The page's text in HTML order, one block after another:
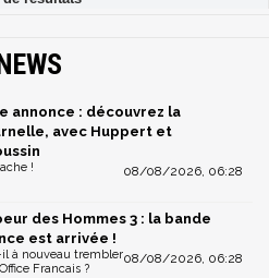
annonce : découvrez la
avec Huppert et
08/08/2026, 06:28
!
des Hommes 3 : la bande
est arrivée !
08/08/2026, 06:28
il à nouveau trembler
Francais ?